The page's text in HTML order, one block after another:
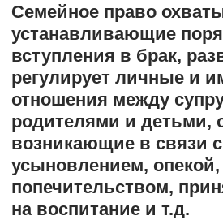
Семейное право
устанавливающие
вступления в брак,
регулирует личные и
отношения между
родителями и детьми,
возникающие в связи с
усыновлением, опекой,
попечительством,
на воспитание и т.д.